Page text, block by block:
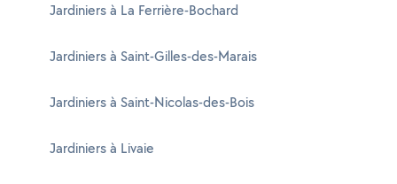
Jardiniers à La Ferrière-Bochard
Jardiniers à Saint-Gilles-des-Marais
Jardiniers à Saint-Nicolas-des-Bois
Jardiniers à Livaie